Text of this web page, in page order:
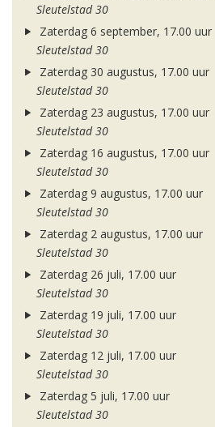
Sleutelstad 30
Zaterdag 6 september, 17.00 uur
Sleutelstad 30
Zaterdag 30 augustus, 17.00 uur
Sleutelstad 30
Zaterdag 23 augustus, 17.00 uur
Sleutelstad 30
Zaterdag 16 augustus, 17.00 uur
Sleutelstad 30
Zaterdag 9 augustus, 17.00 uur
Sleutelstad 30
Zaterdag 2 augustus, 17.00 uur
Sleutelstad 30
Zaterdag 26 juli, 17.00 uur
Sleutelstad 30
Zaterdag 19 juli, 17.00 uur
Sleutelstad 30
Zaterdag 12 juli, 17.00 uur
Sleutelstad 30
Zaterdag 5 juli, 17.00 uur
Sleutelstad 30